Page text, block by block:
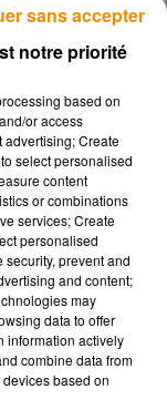
le suspect,
ouverts et
la réouverture du
de la Manche
que le
Les gendarmes
blocage total du
2018
notre priorité
based on
or access
advertising; Create
select personalised
content
or combinations
services; Create
personalised
prevent and
and content;
may
data to offer
information actively
combine data from
based on
sans accepter